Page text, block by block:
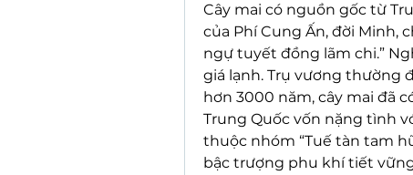
Cây mai có nguồn gốc từ
của Phí Cung Ấn, đời Minh,
ngự tuyết đồng lãm chi.”
giá lạnh. Trụ vương thường
hơn 3000 năm, cây mai đã
Trung Quốc vốn nặng tình
thuộc nhóm “Tuế tàn tam
bậc trượng phu khí tiết